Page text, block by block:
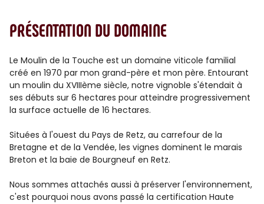
PRÉSENTATION DU DOMAINE
Le Moulin de la Touche est un domaine viticole familial
créé en 1970 par mon grand-père et mon père. Entourant
un moulin du XVIIIème siècle, notre vignoble s'étendait à
ses débuts sur 6 hectares pour atteindre progressivement
la surface actuelle de 16 hectares.
Situées à l'ouest du Pays de Retz, au carrefour de la
Bretagne et de la Vendée, les vignes dominent le marais
Breton et la baie de Bourgneuf en Retz.
Nous sommes attachés aussi à préserver l'environnement,
c'est pourquoi nous avons passé la certification Haute